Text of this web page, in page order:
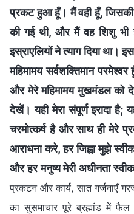
प्रकट हुआ हूँ। मैं वही हूँ,
की गई थी, और मैं वह शिशु
इस्राएलियों ने त्याग दिया था।
महिमामय सर्वशक्तिमान
और मेरे महिमामय मुखमंडल को
देखें। यही मेरा संपूर्ण इरादा है;
चरमोत्कर्ष है और साथ ही मेरे
आराधना करे, हर जिह्वा मुझे
और हर मनुष्य मेरी अधीनता
प्रकटन और कार्य, सात गर्जनाएँ
का सुसमाचार पूरे ब्रह्मांड में फैल